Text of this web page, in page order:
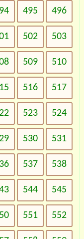
495 496
502 503
509 510
516 517
523 524
530 531
537 538
544 545
551 552